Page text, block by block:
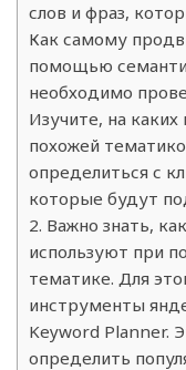
слов и фраз,
Как самому
помощью
необходимо
Изучите, на каких
похожей
определиться с
которые будут
2. Важно знать,
используют при
тематике. Для
инструменты
Keyword Planner.
определить